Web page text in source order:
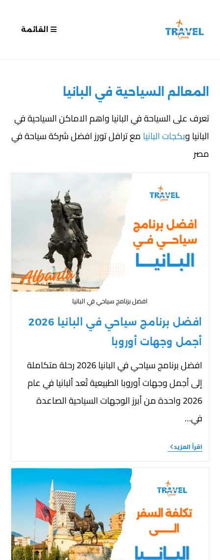
القائمة
المعالم السياحية في البانيا
تعرف على السياحة في البانيا واهم الاماكن السياحية في
البانيا وبكجات البانيامع ترافل تورز افضل شركة سياحة في
مصر
افضل برنامج سياحي في البانيا
افضل برنامج سياحي في البانيا 2026
أجمل وجهات أوروبا
افضل برنامج سياحي في البانيا 2026 رحلة متكاملة
إلى أجمل وجهات أوروبا الطبيعية تُعد ألبانيا في عام
2026 واحدة من أبرز الوجهات السياحية الصاعدة
في…
اقرأ المزيد